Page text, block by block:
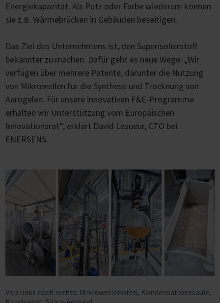
Energiekapazität. Als Putz oder Farbe wiederum können
sie z.B. Wärmebrücken in Gebäuden beseitigen.
Das Ziel des Unternehmens ist, den Superisolierstoff
bekannter zu machen. Dafür geht es neue Wege: „Wir
verfügen über mehrere Patente, darunter die Nutzung
von Mikrowellen für die Synthese und Trocknung von
Aerogelen. Für unsere innovativen F&E-Programme
erhalten wir Unterstützung vom Europäischen
Innovationsrat“, erklärt David Lesueur, CTO bei
ENERSENS.
Von links nach rechts: Mikrowellenofen, Kondensationssäule,